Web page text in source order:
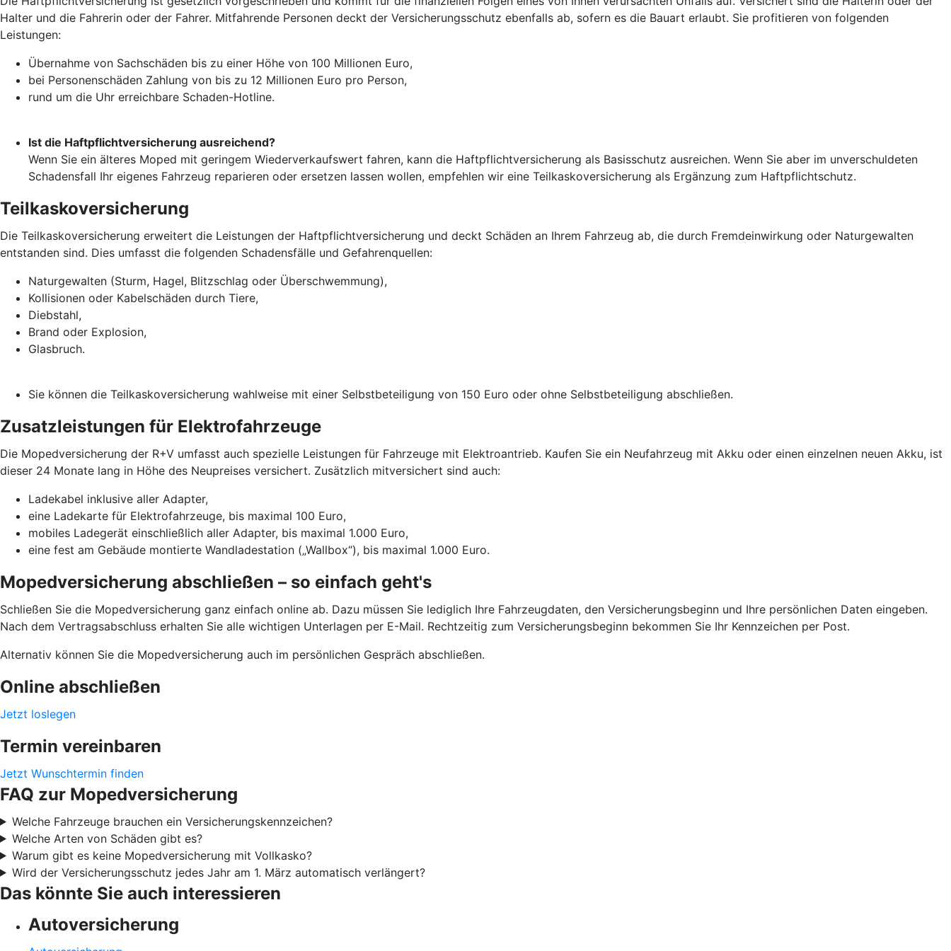
Halter und die Fahrerin oder der Fahrer. Mitfahrende Personen deckt der Versicherungsschutz ebenfalls ab, sofern es die Bauart erlaubt. Sie profitieren von folgenden
Leistungen:
Übernahme von Sachschäden bis zu einer Höhe von 100 Millionen Euro,
bei Personenschäden Zahlung von bis zu 12 Millionen Euro pro Person,
rund um die Uhr erreichbare Schaden-Hotline.
Ist die Haftpflichtversicherung ausreichend?
Wenn Sie ein älteres Moped mit geringem Wiederverkaufswert fahren, kann die Haftpflichtversicherung als Basisschutz ausreichen. Wenn Sie aber im unverschuldeten
Schadensfall Ihr eigenes Fahrzeug reparieren oder ersetzen lassen wollen, empfehlen wir eine Teilkaskoversicherung als Ergänzung zum Haftpflichtschutz.
Teilkaskoversicherung
Die Teilkaskoversicherung erweitert die Leistungen der Haftpflichtversicherung und deckt Schäden an Ihrem Fahrzeug ab, die durch Fremdeinwirkung oder Naturgewalten
entstanden sind. Dies umfasst die folgenden Schadensfälle und Gefahrenquellen:
Naturgewalten (Sturm, Hagel, Blitzschlag oder Überschwemmung),
Kollisionen oder Kabelschäden durch Tiere,
Diebstahl,
Brand oder Explosion,
Glasbruch.
Sie können die Teilkaskoversicherung wahlweise mit einer Selbstbeteiligung von 150 Euro oder ohne Selbstbeteiligung abschließen.
Zusatzleistungen für Elektrofahrzeuge
Die Mopedversicherung der R+V umfasst auch spezielle Leistungen für Fahrzeuge mit Elektroantrieb. Kaufen Sie ein Neufahrzeug mit Akku oder einen einzelnen neuen Akku, ist
dieser 24 Monate lang in Höhe des Neupreises versichert. Zusätzlich mitversichert sind auch:
Ladekabel inklusive aller Adapter,
eine Ladekarte für Elektrofahrzeuge, bis maximal 100 Euro,
mobiles Ladegerät einschließlich aller Adapter, bis maximal 1.000 Euro,
eine fest am Gebäude montierte Wandladestation („Wallbox“), bis maximal 1.000 Euro.
Mopedversicherung abschließen – so einfach geht's
Schließen Sie die Mopedversicherung ganz einfach online ab. Dazu müssen Sie lediglich Ihre Fahrzeugdaten, den Versicherungsbeginn und Ihre persönlichen Daten eingeben.
Nach dem Vertragsabschluss erhalten Sie alle wichtigen Unterlagen per E-Mail. Rechtzeitig zum Versicherungsbeginn bekommen Sie Ihr Kennzeichen per Post.
Alternativ können Sie die Mopedversicherung auch im persönlichen Gespräch abschließen.
Online abschließen
Jetzt loslegen
Termin vereinbaren
Jetzt Wunschtermin finden
FAQ zur Mopedversicherung
Welche Fahrzeuge brauchen ein Versicherungskennzeichen?
Welche Arten von Schäden gibt es?
Warum gibt es keine Mopedversicherung mit Vollkasko?
Wird der Versicherungsschutz jedes Jahr am 1. März automatisch verlängert?
Das könnte Sie auch interessieren
Autoversicherung